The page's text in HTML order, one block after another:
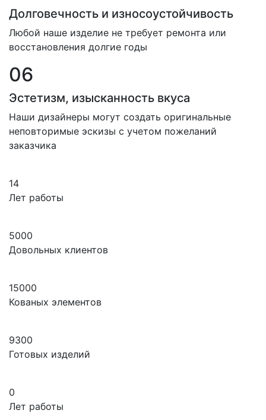
Долговечность и износоустойчивость
Любой наше изделие не требует ремонта или
восстановления долгие годы
06
Эстетизм, изысканность вкуса
Наши дизайнеры могут создать оригинальные
неповторимые эскизы с учетом пожеланий
заказчика
14
Лет работы
5000
Довольных клиентов
15000
Кованых элементов
9300
Готовых изделий
0
Лет работы